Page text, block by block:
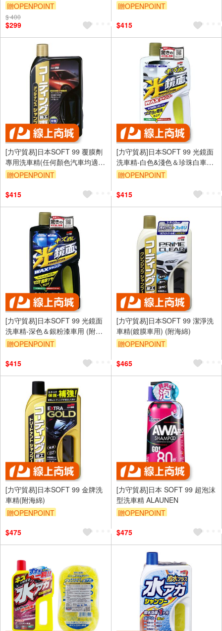
贈OPENPOINT
$ 400
$299
贈OPENPOINT
$415
[力守貿易]日本SOFT 99 覆膜劑
專用洗車精(任何顏色汽車均適
用) (附海綿)
贈OPENPOINT
$415
[力守貿易]日本SOFT 99 光鏡面
洗車精-白色&淺色＆珍珠白車用
(附海綿)
贈OPENPOINT
$415
[力守貿易]日本SOFT 99 光鏡面
洗車精-深色＆銀粉漆車用 (附海
綿+毛巾)
贈OPENPOINT
$415
[力守貿易]日本SOFT 99 潔淨洗
車精(鍍膜車用) (附海綿)
贈OPENPOINT
$465
[力守貿易]日本SOFT 99 金牌洗
車精(附海綿)
贈OPENPOINT
$475
[力守貿易]日本 SOFT 99 超泡沫
型洗車精 ALAUNEN
贈OPENPOINT
$475